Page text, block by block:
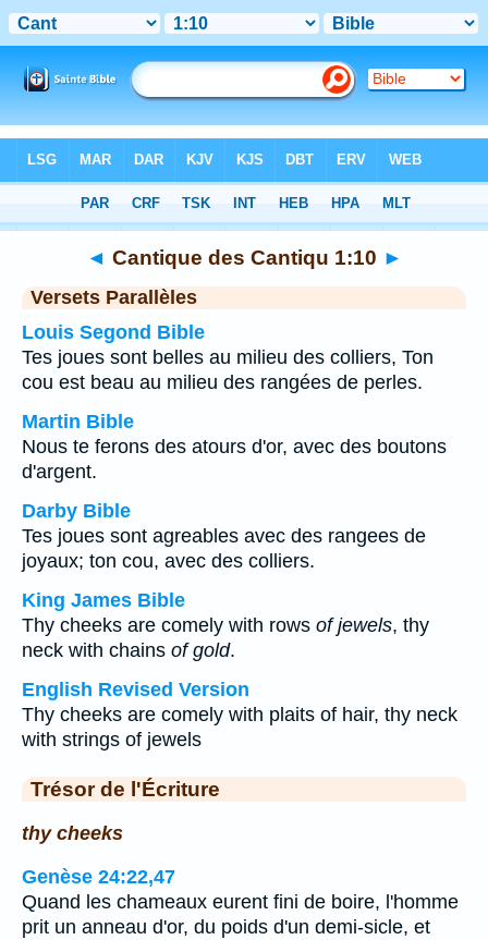
Cantique des Cantiqu > Chapitre 1> Verset
◄ Cantique des Cantiqu 1:10 ►
Versets Parallèles
Louis Segond Bible
Tes joues sont belles au milieu des colliers, Ton
cou est beau au milieu des rangées de perles.
Martin Bible
Nous te ferons des atours d'or, avec des boutons
d'argent.
Darby Bible
Tes joues sont agreables avec des rangees de
joyaux; ton cou, avec des colliers.
King James Bible
Thy cheeks are comely with rows of jewels, thy
neck with chains of gold.
English Revised Version
Thy cheeks are comely with plaits of hair, thy neck
with strings of jewels
Trésor de l'Écriture
thy cheeks
Genèse 24:22,47
Quand les chameaux eurent fini de boire, l'homme
prit un anneau d'or, du poids d'un demi-sicle, et